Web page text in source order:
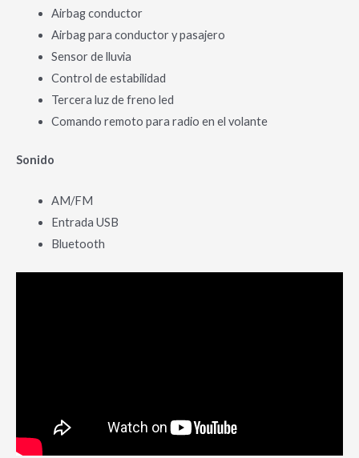
Airbag conductor
Airbag para conductor y pasajero
Sensor de lluvia
Control de estabilidad
Tercera luz de freno led
Comando remoto para radio en el volante
Sonido
AM/FM
Entrada USB
Bluetooth